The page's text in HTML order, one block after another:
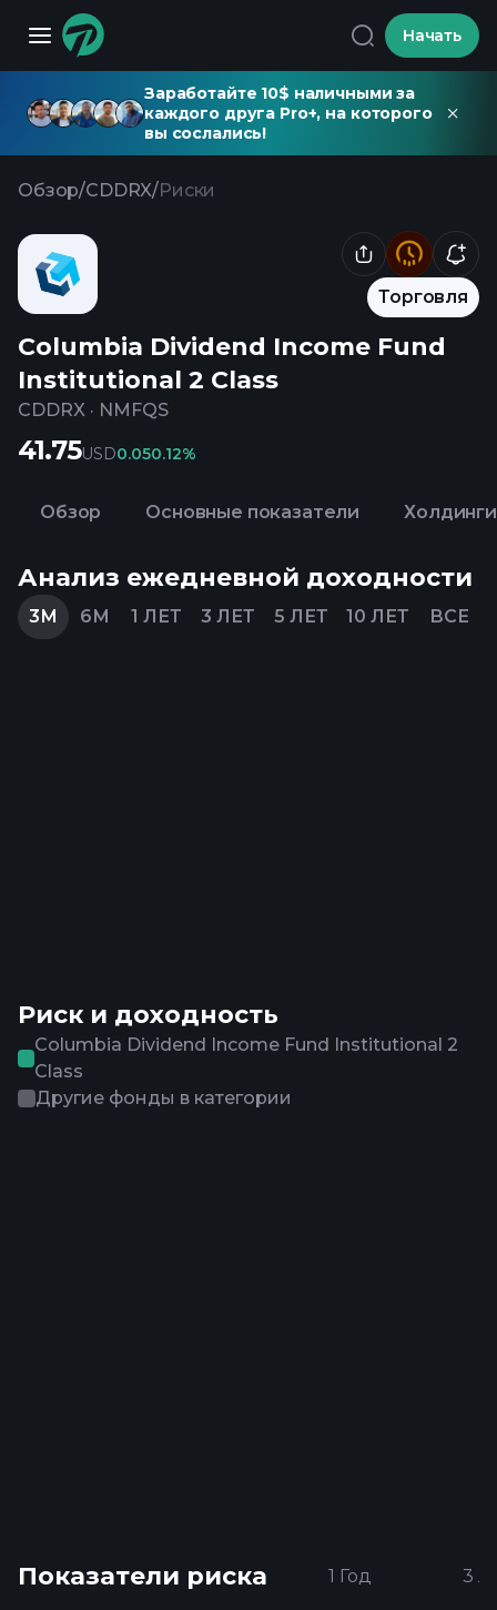
Начать
Заработайте 10$ наличными за
каждого друга Pro+, на которого
вы сослались!
Обзор/CDDRX/Риски
Торговля
Columbia Dividend Income Fund
Institutional 2 Class
CDDRX · NMFQS
41.75USD0.050.12%
Обзор Основные показатели Холдинги
Анализ ежедневной доходности
3М 6М 1 ЛЕТ 3 ЛЕТ 5 ЛЕТ 10 ЛЕТ ВСЕ
Риск и доходность
Columbia Dividend Income Fund Institutional 2
Class
Другие фонды в категории
Показатели риска 1 Год 3